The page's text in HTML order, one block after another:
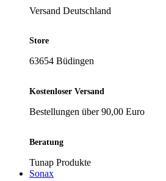
Versand Deutschland
Store
63654 Büdingen
Kostenloser Versand
Bestellungen über 90,00 Euro
Beratung
Tunap Produkte
Sonax